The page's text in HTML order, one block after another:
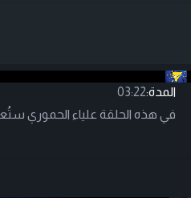
المدة:03:22
في هذه الحلقة علياء الحموري